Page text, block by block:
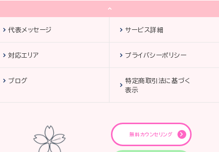
代表メッセージ サービス詳細
対応エリア プライバシーポリシー
ブログ
特定商取引法に基づく
表示
無料カウンセリング